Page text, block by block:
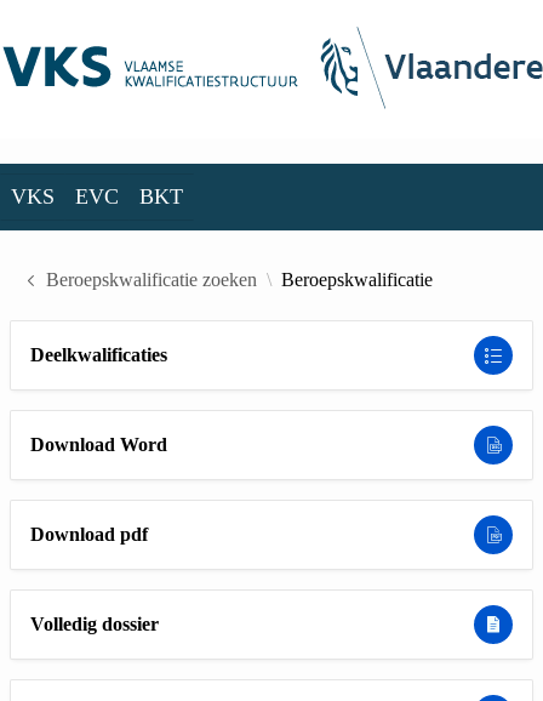
VKS EVC BKT
Beroepskwalificatie zoeken Beroepskwalificatie
Deelkwalificaties
Download Word
Download pdf
Volledig dossier